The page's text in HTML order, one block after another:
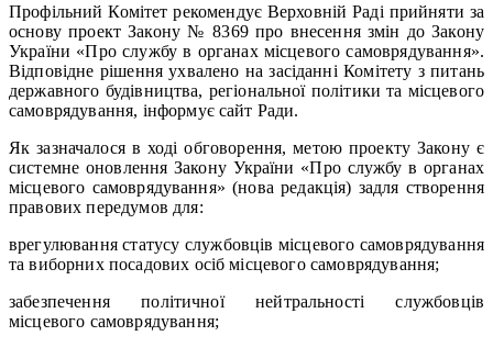
Профільний Комітет рекомендує Верховній Раді прийняти за
основу проект Закону № 8369 про внесення змін до Закону
України «Про службу в органах місцевого самоврядування».
Відповідне рішення ухвалено на засіданні Комітету з питань
державного будівництва, регіональної політики та місцевого
самоврядування, інформує сайт Ради.
Як зазначалося в ході обговорення, метою проекту Закону є
системне оновлення Закону України «Про службу в органах
місцевого самоврядування» (нова редакція) задля створення
правових передумов для:
врегулювання статусу службовців місцевого самоврядування
та виборних посадових осіб місцевого самоврядування;
забезпечення політичної нейтральності службовців
місцевого самоврядування;